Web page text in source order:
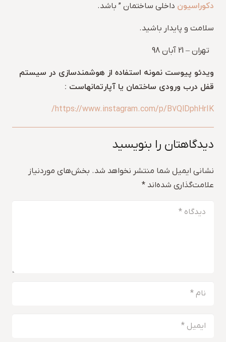
دکوراسیون داخلی ساختمان ” باشد.
سلامت و پایدار باشید.
تهران – 21 آبان 98
ویدئو پیوست نمونه استفاده از هوشمندسازی در سیستم
قفل درب ورودی ساختمان یا آپارتمانهاست :
https://www.instagram.com/p/B7QlDphHrIK/
دیدگاهتان را بنویسید
نشانی ایمیل شما منتشر نخواهد شد. بخش‌های موردنیاز
علامت‌گذاری شده‌اند *